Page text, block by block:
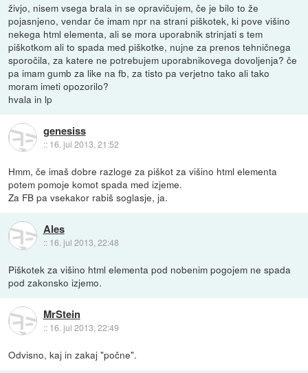
živjo, nisem vsega brala in se opravičujem, če je bilo to že
pojasnjeno, vendar če imam npr na strani piškotek, ki pove višino
nekega html elementa, ali se mora uporabnik strinjati s tem
piškotkom ali to spada med piškotke, nujne za prenos tehničnega
sporočila, za katere ne potrebujem uporabnikovega dovoljenja? če
pa imam gumb za like na fb, za tisto pa verjetno tako ali tako
moram imeti opozorilo?
hvala in lp
genesiss
:: 16. jul 2013, 21:52
Hmm, če imaš dobre razloge za piškot za višino html elementa
potem pomoje komot spada med izjeme.
Za FB pa vsekakor rabiš soglasje, ja.
Ales
:: 16. jul 2013, 22:48
Piškotek za višino html elementa pod nobenim pogojem ne spada
pod zakonsko izjemo.
MrStein
:: 16. jul 2013, 22:49
Odvisno, kaj in zakaj "počne".